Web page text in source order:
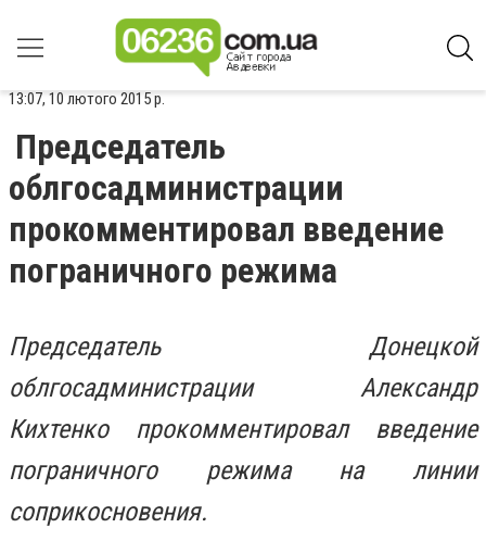
13:07, 10 лютого 2015 р.
Председатель
облгосадминистрации
прокомментировал введение
пограничного режима
Председатель Донецкой
облгосадминистрации Александр
Кихтенко прокомментировал введение
пограничного режима на линии
соприкосновения.